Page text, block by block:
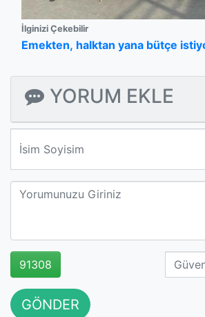
İlginizi Çekebilir
Emekten, halktan yana bütçe
YORUM EKLE
91308
GÖNDER